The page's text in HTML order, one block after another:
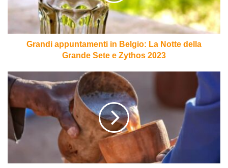
della
Grande
Sete
Grandi appuntamenti in Belgio: La Notte della
Grande Sete e Zythos 2023
Caccia
al
tesoro:
scavare
nel
passato
alla
di